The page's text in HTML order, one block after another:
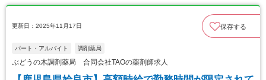
更新日：2025年11月17日 保存する
パート・アルバイト 調剤薬局
ぶどうの木調剤薬局 合同会社TAOの薬剤師求人